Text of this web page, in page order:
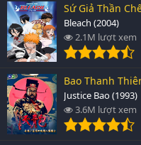
Sứ Giả Thần
Bleach (2004)
2.1M lượt xem
Bao Thanh
Justice Bao (1993)
3.6M lượt xem